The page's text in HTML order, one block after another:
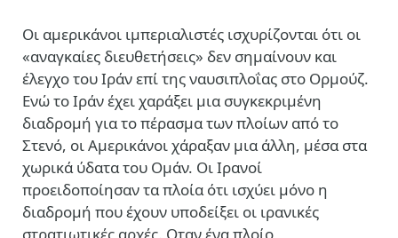
Οι αμερικάνοι ιμπεριαλιστές ισχυρίζονται ότι οι
«αναγκαίες διευθετήσεις» δεν σημαίνουν και
έλεγχο του Ιράν επί της ναυσιπλοΐας στο Ορμούζ.
Ενώ το Ιράν έχει χαράξει μια συγκεκριμένη
διαδρομή για το πέρασμα των πλοίων από το
Στενό, οι Αμερικάνοι χάραξαν μια άλλη, μέσα στα
χωρικά ύδατα του Ομάν. Οι Ιρανοί
προειδοποίησαν τα πλοία ότι ισχύει μόνο η
διαδρομή που έχουν υποδείξει οι ιρανικές
στρατιωτικές αρχές. Οταν ένα πλοίο